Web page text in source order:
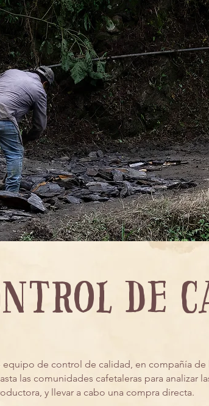
de
de control de calidad, en compañía de
las comunidades cafetaleras para analizar
y llevar a cabo una compra directa.